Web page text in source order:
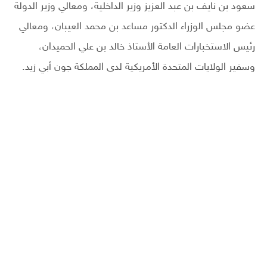
سعود بن نايف بن عبد العزيز وزير الداخلية، ومعالي وزير الدولة
عضو مجلس الوزراء الدكتور مساعد بن محمد العيبان، ومعالي
رئيس الاستخبارات العامة الأستاذ خالد بن علي الحميدان،
وسفير الولايات المتحدة الأمريكية لدى المملكة جون أبي زيد.